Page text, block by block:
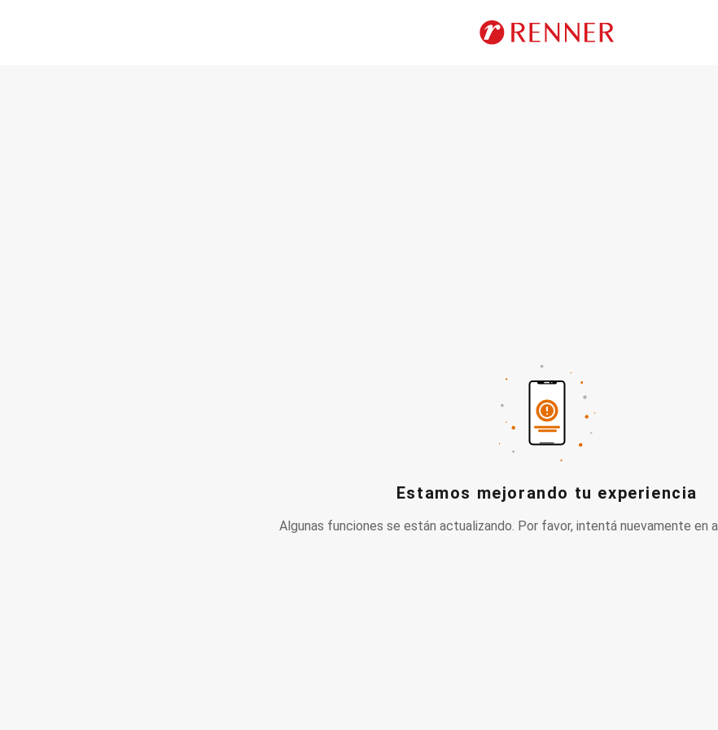
Estamos mejorando tu experiencia
Algunas funciones se están actualizando. Por favor, intentá nuevamente en